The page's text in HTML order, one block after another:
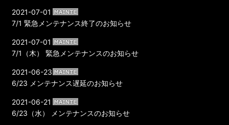
7/1 緊急メンテナンス終了のお知らせ
2021-07-01
7/1（木） 緊急メンテナンスのお知らせ
2021-07-01
6/23 メンテナンス遅延のお知らせ
2021-06-23
6/23（水） メンテナンスのお知らせ
2021-06-21